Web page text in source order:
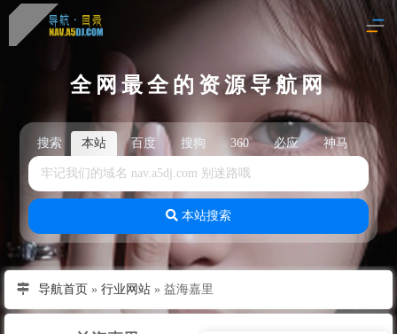
全网最全的资源导航网
搜索 本站 百度 搜狗 360 必应 神马 头
本站搜索
导航首页 » 行业网站» 益海嘉里